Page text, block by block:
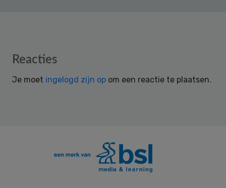
Reader
Reacties
Je moet ingelogd zijn op om een reactie te plaatsen.